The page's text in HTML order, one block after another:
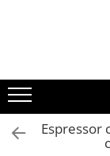
Cafea
Cafea Boabe
Capsule Cafea
Espressor